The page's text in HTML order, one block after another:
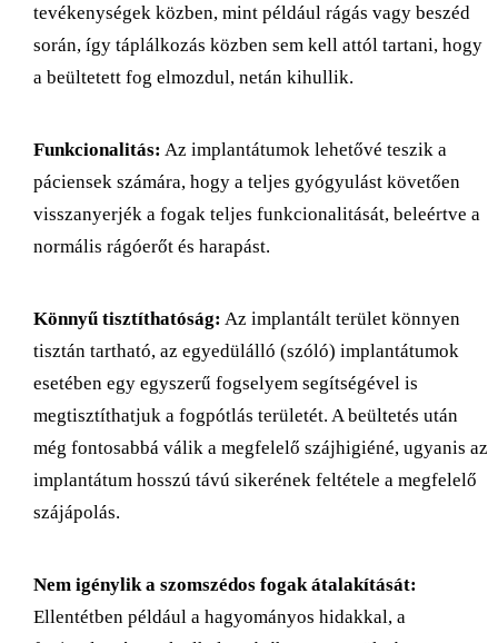
tevékenységek közben, mint például rágás vagy beszéd
során, így táplálkozás közben sem kell attól tartani, hogy
a beültetett fog elmozdul, netán kihullik.
Funkcionalitás: Az implantátumok lehetővé teszik a
páciensek számára, hogy a teljes gyógyulást követően
visszanyerjék a fogak teljes funkcionalitását, beleértve a
normális rágóerőt és harapást.
Könnyű tisztíthatóság: Az implantált terület könnyen
tisztán tartható, az egyedülálló (szóló) implantátumok
esetében egy egyszerű fogselyem segítségével is
megtisztíthatjuk a fogpótlás területét. A beültetés után
még fontosabbá válik a megfelelő szájhigiéné, ugyanis az
implantátum hosszú távú sikerének feltétele a megfelelő
szájápolás.
Nem igénylik a szomszédos fogak átalakítását:
Ellentétben például a hagyományos hidakkal, a